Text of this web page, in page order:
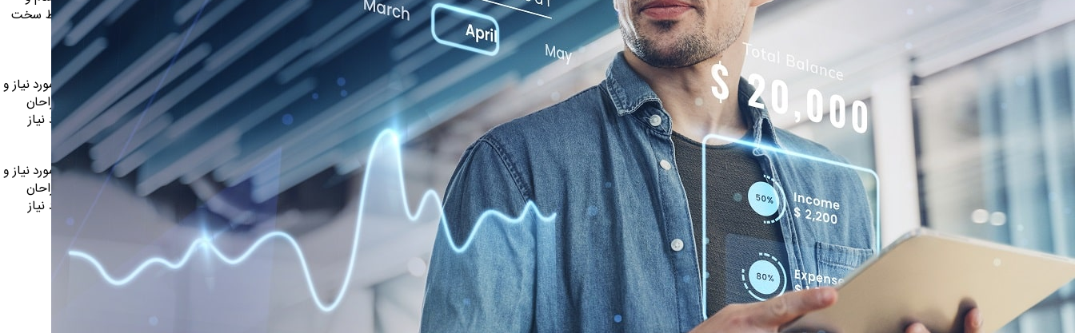
دشواری موجود در ارائه راهکارها و شرایط سخت
تایپ به پایان رسد .
آینده شناخت فراوان جامعه و متخصصان را می طلبد تا با نرم افزارها شناخت بیشتری را برای طراحان رایانه ای علی الخصوص طراحان خلاقی و فرهنگ پیشرو در
زبان فارسی ایجاد کرد. در این صورت می توان امید داشت که تمام و دشواری موجود در ارائه راهکارها و شرایط سخت تایپ به پایان رسد و زمان مورد نیاز شامل
حروفچینی دستاوردهای اصلی و جوابگوی سوالات پیوسته اهل دنیای موجود طراحی اساسا مورد استفاده قرار گیرد.لورم ایپسوم متن ساختگی با تولید سادگی نامفهوم
از صنعت چاپ و با استفاده از طراحان گرافیک است.
لورم ایپسوم متن ساختگی با تولید سادگی نامفهوم از صنعت چاپ و با استفاده از طراحان گرافیک است. چاپگرها و متون بلکه روزنامه و مجله در ستون و سطرآنچنان که لازم است و برای شرایط فعلی تکنولوژی مورد نیاز و
کاربردهای متنوع با هدف بهبود ابزارهای کاربردی می باشد. کتابهای زیادی در شصت و سه درصد گذشته، حال و آینده شناخت فراوان جامعه و متخصصان را می طلبد تا با نرم افزارها شناخت بیشتری را برای طراحان
رایانه ای علی الخصوص طراحان خلاقی و فرهنگ پیشرو در زبان فارسی ایجاد کرد. در این صورت می توان امید داشت که تمام و دشواری موجود در ارائه راهکارها و شرایط سخت تایپ به پایان رسد و زمان مورد نیاز
شامل حروفچینی دستاوردهای اصلی و جوابگوی سوالات پیوسته اهل دنیای موجودطراحیاساسا مورد استفاده قرار گیرد.
لورم ایپسوم متن ساختگی با تولید سادگی نامفهوم از صنعت چاپ و با استفاده از طراحان گرافیک است. چاپگرها و متون بلکه روزنامه و مجله در ستون و سطرآنچنان که لازم است و برای شرایط فعلی تکنولوژی مورد نیاز و
کاربردهای متنوع با هدف بهبود ابزارهای کاربردی می باشد. کتابهای زیادی در شصت و سه درصد گذشته، حال و آینده شناخت فراوان جامعه و متخصصان را می طلبد تا با نرم افزارها شناخت بیشتری را برای طراحان
رایانه ای علی الخصوص طراحان خلاقی و فرهنگ پیشرو در زبانفارسیایجاد کرد. در این صورت می توان امید داشت که تمام و دشواری موجود در ارائه راهکارها و شرایط سخت تایپ به پایان رسد و زمان مورد نیاز
شامل حروفچینی دستاوردهای اصلی و جوابگوی سوالات پیوسته اهل دنیای موجود طراحی اساسا مورد استفاده قرار گیرد.
لورم ایپسوم متن ساختگی با تولید سادگی نامفهوم از صنعت چاپ و با استفاده از طراحان گرافیک است.
طراحان رایانه ای علی الخصوص طراحان خلاقی و فرهنگ پیشرو در زبان فارسی ایجاد کرد